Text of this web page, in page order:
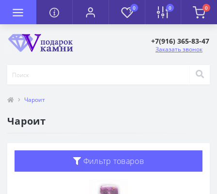
0 0 0
+7(916) 365-83-47
Заказать звонок
Чароит
Чароит
Фильтр товаров